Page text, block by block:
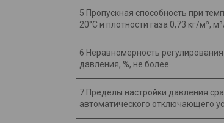
5 Пропускная способность при
20°С и плотности газа 0,73 кг/м³,
6 Неравномерность
давления, %, не более
7 Пределы настройки давления
автоматического отключающего